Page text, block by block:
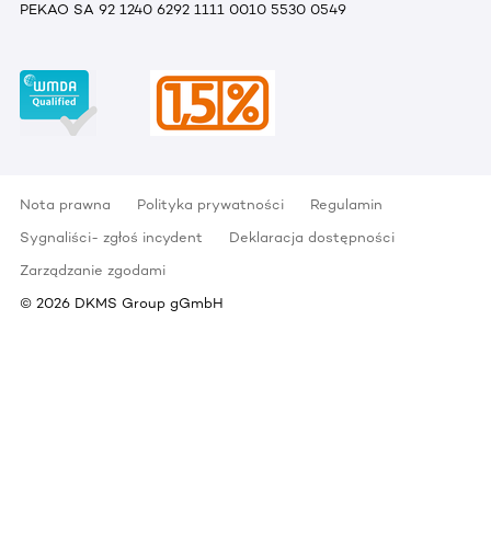
PEKAO SA 92 1240 6292 1111 0010 5530 0549
Nota prawna Polityka prywatności
Regulamin
Sygnaliści- zgłoś incydent
Deklaracja dostępności
Zarządzanie zgodami
© 2026 DKMS Group gGmbH